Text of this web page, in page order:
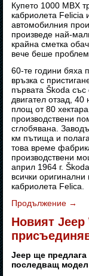
Купето 1000 MBX
кабриолета Felicia
автомобилния
произведе най-
крайна сметка
вече беше
60-те години бяха
връзка с
първата Škoda
двигател отзад, 40
площ от 80
производствени
сглобявана.
км пътища и
това време
производствени
април 1964 г.
всички
кабриолета Felica.
Продължение →
Новият Jeep
Jeep ще
последващ модел